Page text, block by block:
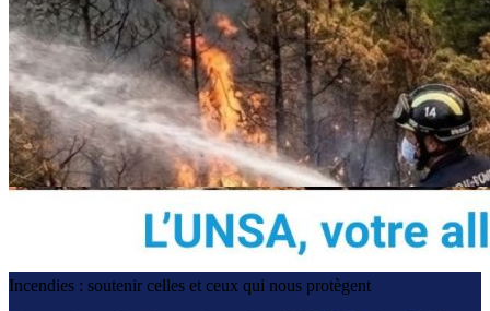
Incendies : soutenir celles et ceux qui nous protègent